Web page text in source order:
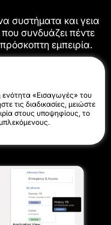
συστήματα και γεια
συνδυάζει πέντε
εμπειρία.
«Εισαγωγές» του
τις διαδικασίες, μειώστε
στους υποψηφίους, το